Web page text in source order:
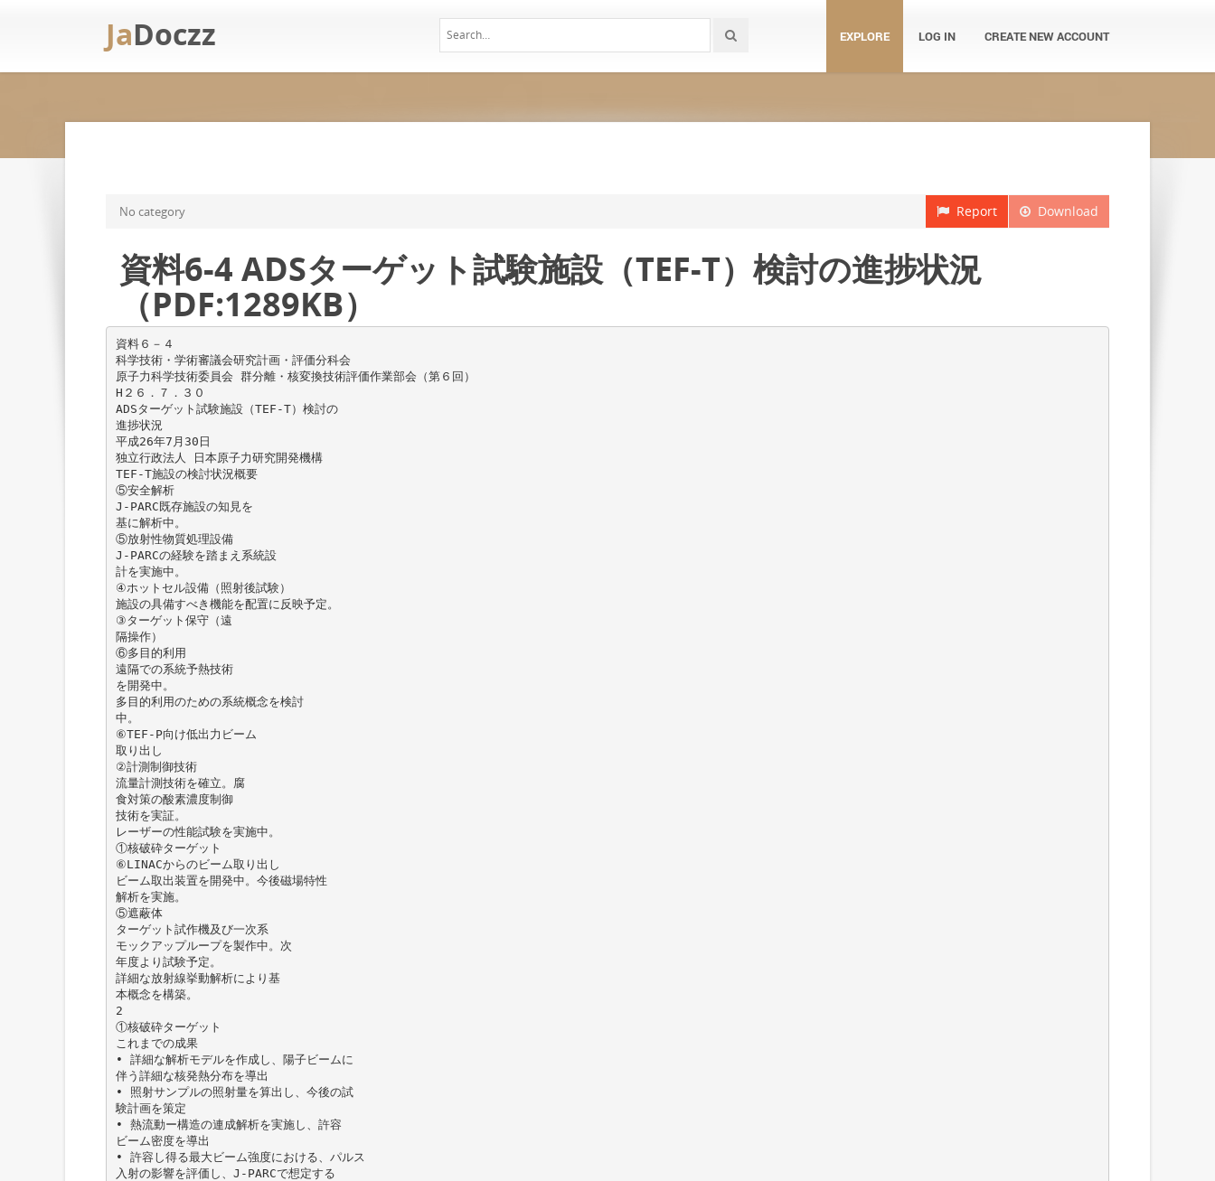
JaDoczz EXPLORE LOG IN CREATE NEW ACCOUNT
Download
Report
No category
資料6-4 ADSターゲット試験施設（TEF-T）検討の進捗状況
（PDF:1289KB）
資料６－４
科学技術・学術審議会研究計画・評価分科会
原子力科学技術委員会 群分離・核変換技術評価作業部会（第６回）
H２６．７．３０
ADSターゲット試験施設（TEF-T）検討の
進捗状況
平成26年7月30日
独立行政法人 日本原子力研究開発機構
TEF-T施設の検討状況概要
⑤安全解析
J-PARC既存施設の知見を
基に解析中。
⑤放射性物質処理設備
J-PARCの経験を踏まえ系統設
計を実施中。
④ホットセル設備（照射後試験）
施設の具備すべき機能を配置に反映予定。
③ターゲット保守（遠
隔操作）
⑥多目的利用
遠隔での系統予熱技術
を開発中。
多目的利用のための系統概念を検討
中。
⑥TEF-P向け低出力ビーム
取り出し
②計測制御技術
流量計測技術を確立。腐
食対策の酸素濃度制御
技術を実証。
レーザーの性能試験を実施中。
①核破砕ターゲット
⑥LINACからのビーム取り出し
ビーム取出装置を開発中。今後磁場特性
解析を実施。
⑤遮蔽体
ターゲット試作機及び一次系
モックアップループを製作中。次
年度より試験予定。
詳細な放射線挙動解析により基
本概念を構築。
2
①核破砕ターゲット
これまでの成果
• 詳細な解析モデルを作成し、陽子ビームに
伴う詳細な核発熱分布を導出
• 照射サンプルの照射量を算出し、今後の試
験計画を策定
• 熱流動ー構造の連成解析を実施し、許容
ビーム密度を導出
• 許容し得る最大ビーム強度における、パルス
入射の影響を評価し、J-PARCで想定する